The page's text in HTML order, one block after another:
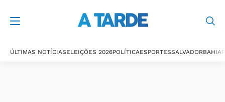
ÚLTIMAS NOTÍCIASELEIÇÕES 2026POLÍTICAESPORTESSALVADORBAHIA